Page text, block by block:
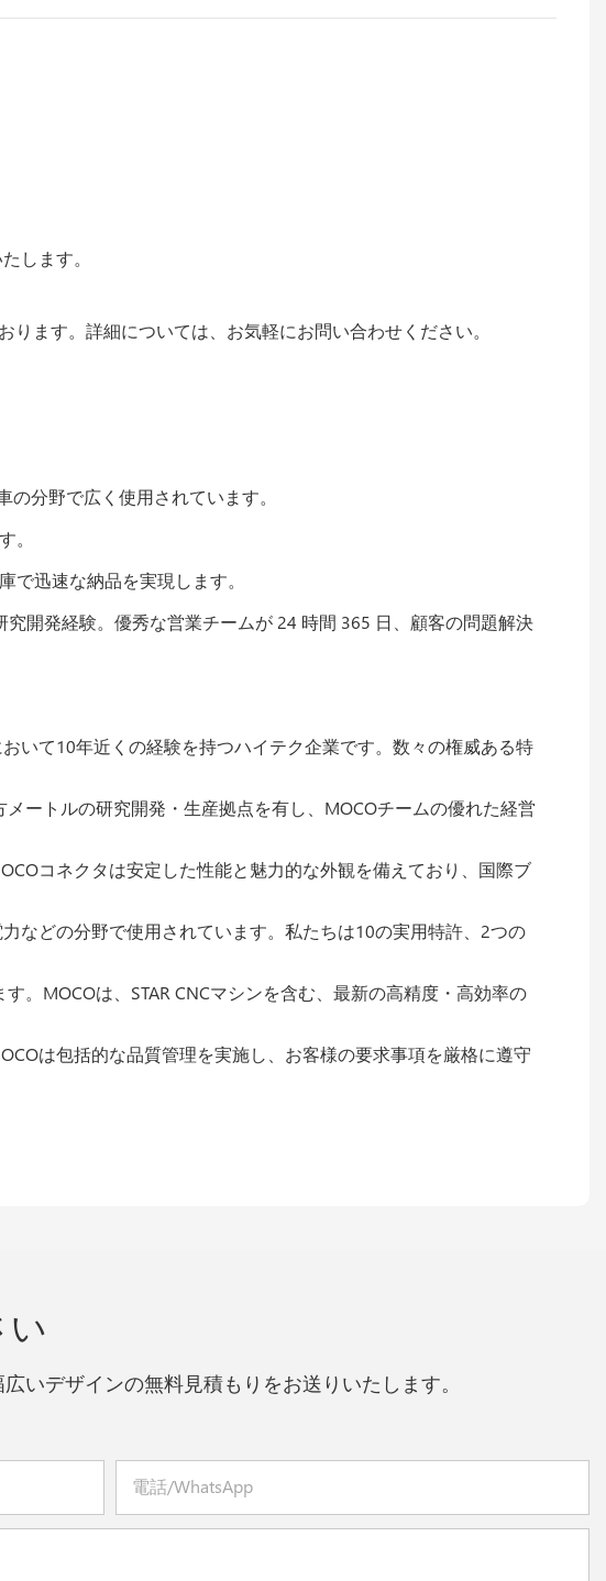
します。
ます。詳細については、お気軽にお問い合わせください。
分野で広く使用されています。
。
迅速な納品を実現します。
開発経験。優秀な営業チームが 24 時間 365 日、顧客の問題解決
いて10年近くの経験を持つハイテク企業です。数々の権威ある特
ートルの研究開発・生産拠点を有し、MOCOチームの優れた経営
コネクタは安定した性能と魅力的な外観を備えており、国際ブ
などの分野で使用されています。私たちは10の実用特許、2つの
。MOCOは、STAR CNCマシンを含む、最新の高精度・高効率の
は包括的な品質管理を実施し、お客様の要求事項を厳格に遵守
い
いデザインの無料見積もりをお送りいたします。
電話/WhatsApp